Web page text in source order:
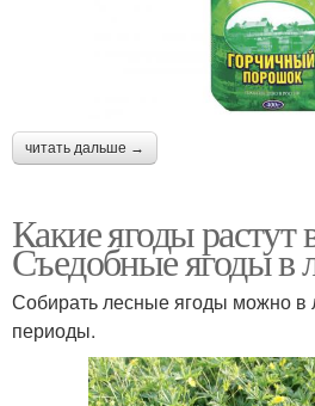
читать дальше →
Какие ягоды растут
Съедобные ягоды в
Собирать лесные ягоды можно в
периоды.